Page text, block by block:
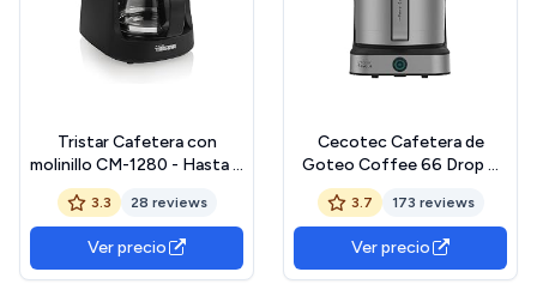
Tristar Cafetera con
molinillo CM-1280 - Hasta 6
tazas - Temporizador
3.3 28 reviews
Ver precio
Cecotec Cafetera de
Goteo Coffee 66 Drop &
Thermo, Potencia 950 W,
1,2 L, 10 Tazas, Tecnología
ExtremeAroma, Función
Antigoteo, Nivel de agua,
Filtro malla reutilizable,
3.7 173 reviews
Ver precio